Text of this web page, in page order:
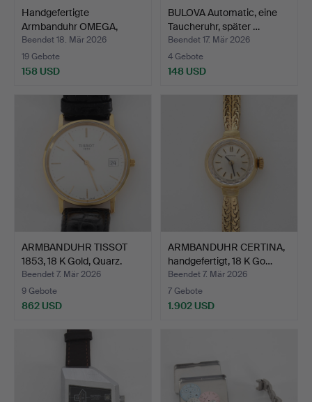
Handgefertigte
Armbanduhr OMEGA,
vergoldet…
Beendet 18. Mär 2026
19 Gebote
158 USD
BULOVA Automatic, eine
Taucheruhr, später …
Beendet 17. Mär 2026
4 Gebote
148 USD
ARMBANDUHR TISSOT
1853, 18 K Gold, Quarz.
Beendet 7. Mär 2026
9 Gebote
862 USD
ARMBANDUHR CERTINA,
handgefertigt, 18 K Go…
Beendet 7. Mär 2026
7 Gebote
1.902 USD